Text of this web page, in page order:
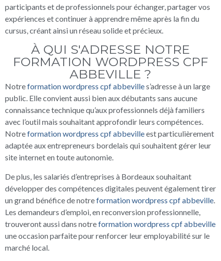
participants et de professionnels pour échanger, partager vos
expériences et continuer à apprendre même après la fin du
cursus, créant ainsi un réseau solide et précieux.
À QUI S'ADRESSE NOTRE
FORMATION WORDPRESS CPF
ABBEVILLE ?
Notreformation wordpress cpf abbevilles’adresse à un large
public. Elle convient aussi bien aux débutants sans aucune
connaissance technique qu’aux professionnels déjà familiers
avec l’outil mais souhaitant approfondir leurs compétences.
Notreformation wordpress cpf abbevilleest particulièrement
adaptée aux entrepreneurs bordelais qui souhaitent gérer leur
site internet en toute autonomie.
De plus, les salariés d’entreprises à Bordeaux souhaitant
développer des compétences digitales peuvent également tirer
un grand bénéfice de notreformation wordpress cpf abbeville
Les demandeurs d’emploi, en reconversion professionnelle,
trouveront aussi dans notreformation wordpress cpf abbeville
une occasion parfaite pour renforcer leur employabilité sur le
marché local.